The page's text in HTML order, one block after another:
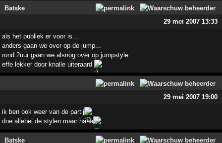
Batske
29 mei 2007 13:33
als het publiek er voor is...
anders gaan we over op de jump...
rond 2uur gaan we alsnog over op jumpstyle...
effe lekker door knalle uiteraard
29 mei 2007 19:00
ik ben ook weer van de partij
doe allebei de stylen maar haha
Batske